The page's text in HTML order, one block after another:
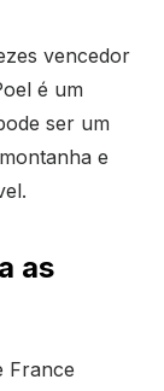
vencedor
é um
ser um
e
as
France